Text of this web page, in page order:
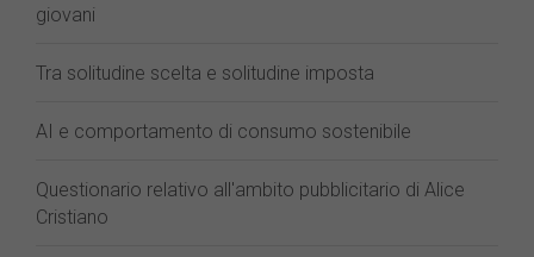
giovani
Tra solitudine scelta e solitudine imposta
AI e comportamento di consumo sostenibile
Questionario relativo all'ambito pubblicitario di Alice
Cristiano